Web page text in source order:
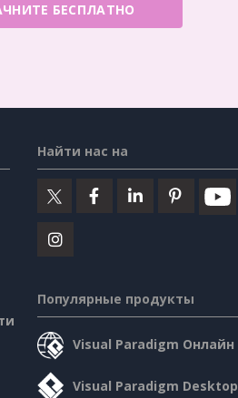
БЕСПЛАТНО
Найти нас на
Популярные продукты
Visual Paradigm Онлайн
Visual Paradigm Desktop